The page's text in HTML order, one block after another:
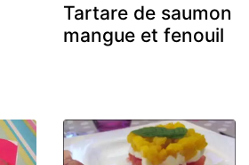
Tartare de saumon
mangue et fenouil